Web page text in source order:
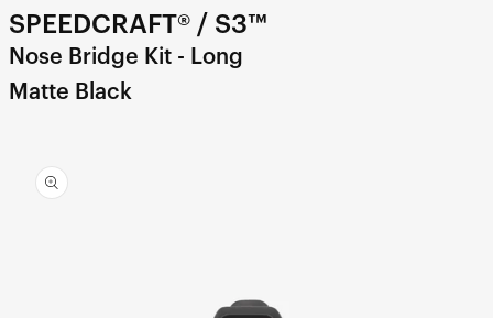
SPEEDCRAFT® / S3™
Nose Bridge Kit - Long
Matte Black